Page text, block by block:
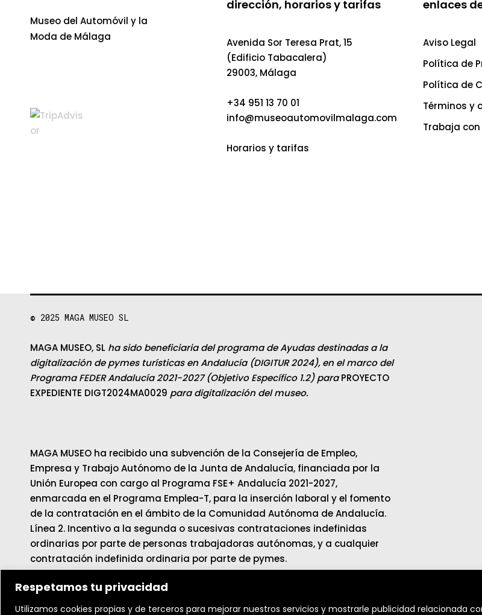
Respetamos tu privacidad
Utilizamos cookies propias y de terceros para mejorar nuestros servicios y mostrarle publicidad relacionada
Museo del Automóvil y la
Moda de Málaga
dirección, horarios y tarifas
Avenida Sor Teresa Prat, 15
(Edificio Tabacalera)
29003, Málaga
+34 951 13 70 01
info@museoautomovilmalaga.com
Horarios y tarifas
enlaces
Aviso Legal
Política de
Política de
Términos y
Trabaja
© 2025 MAGA MUSEO SL
MAGA MUSEO, SL ha sido beneficiaria del programa de Ayudas destinadas a la
digitalización de pymes turísticas en Andalucía (DIGITUR 2024), en el marco del
Programa FEDER Andalucía 2021-2027 (Objetivo Específico 1.2) paraPROYECTO
EXPEDIENTE DIGT2024MA0029 para digitalización del museo.
MAGA MUSEO ha recibido una subvención de la Consejería de Empleo,
Empresa y Trabajo Autónomo de la Junta de Andalucía, financiada por la
Unión Europea con cargo al Programa FSE+ Andalucía 2021-2027,
enmarcada en el Programa Emplea-T, para la inserción laboral y el fomento
de la contratación en el ámbito de la Comunidad Autónoma de Andalucía.
Línea 2. Incentivo a la segunda o sucesivas contrataciones indefinidas
ordinarias por parte de personas trabajadoras autónomas, y a cualquier
contratación indefinida ordinaria por parte de pymes.